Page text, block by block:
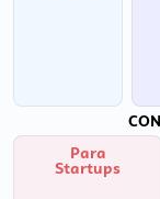
Para
Startups